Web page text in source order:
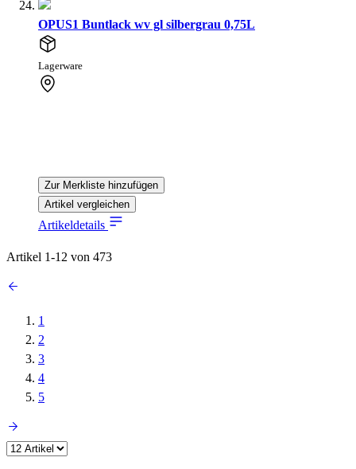
OPUS1 Buntlack wv gl silbergrau 0,75L
Lagerware
Zur Merkliste hinzufügen
Artikel vergleichen
Artikeldetails
Artikel 1-12 von 473
1
2
3
4
5